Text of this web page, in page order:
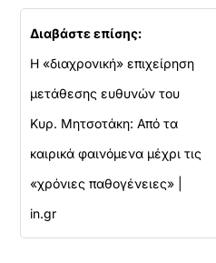
Διαβάστε επίσης:
Η «διαχρονική» επιχείρηση
μετάθεσης ευθυνών του
Κυρ. Μητσοτάκη: Από τα
καιρικά φαινόμενα μέχρι τις
«χρόνιες παθογένειες» |
in.gr